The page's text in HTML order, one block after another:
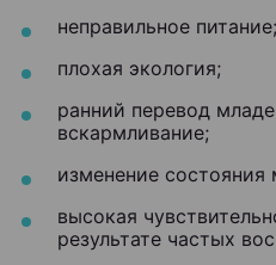
неправильное питание;
плохая экология;
ранний перевод
вскармливание;
изменение
высокая
результате частых